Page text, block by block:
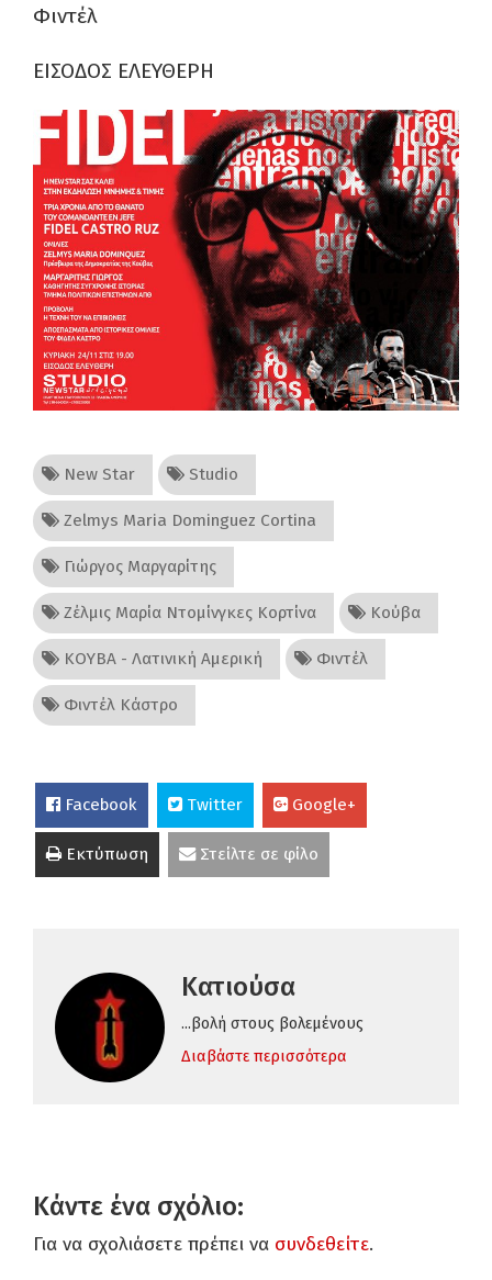
Φιντέλ
ΕΙΣΟΔΟΣ ΕΛΕΥΘΕΡΗ
New Star Studio
Zelmys Maria Dominguez Cortina
Γιώργος Μαργαρίτης
Ζέλμις Μαρία Ντομίνγκες Κορτίνα Κούβα
ΚΟΥΒΑ - Λατινική Αμερική Φιντέλ
Φιντέλ Κάστρο
Facebook Twitter Google+
Εκτύπωση Στείλτε σε φίλο
Κατιούσα
...βολή στους βολεμένους
Διαβάστε περισσότερα
Κάντε ένα σχόλιο:
Για να σχολιάσετε πρέπει να συνδεθείτε.